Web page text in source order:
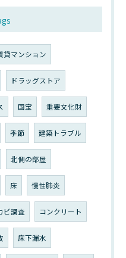
貸マンション
ドラッグストア
国宝 重要文化財
季節 建築トラブル
北側の部屋
床 慢性肺炎
ビ調査 コンクリート
床下漏水